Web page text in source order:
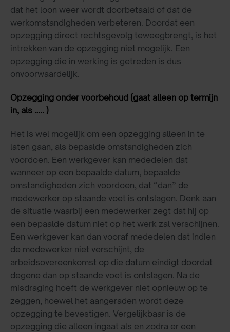
dat het loon weer wordt doorbetaald of dat de
werkomstandigheden verbeteren. Doordat een
opzegging direct rechtsgevolg teweegbrengt, is het
intrekken van de opzegging niet mogelijk. Een
opzegging die in werking is getreden is dus
onvoorwaardelijk.
Opzegging onder voorbehoud (gaat alleen op termijn
in, als ….. )
Het is wel mogelijk om een opzegging alleen in te
laten gaan, als bepaalde omstandigheden zich
voordoen. Een werkgever kan mededelen dat
wanneer op een bepaalde datum, bepaalde
omstandigheden zich voordoen, dat “dan” de
medewerker op staande voet is ontslagen. Denk aan
de situatie waarbij een medewerker zegt dat hij op
een bepaalde datum niet op het werk zal verschijnen.
Een werkgever kan dan vooraf mededelen dat indien
de medewerker niet verschijnt, de
arbeidsovereenkomst op die datum eindigt doordat
degene dan op staande voet is ontslagen. Na de
misdraging hoeft de werkgever niet opnieuw op te
zeggen, hoewel het aangeraden wordt deze
opzegging te bevestigen. Vergelijkbaar is de
opzegging die alleen ingaat als en zodra er een